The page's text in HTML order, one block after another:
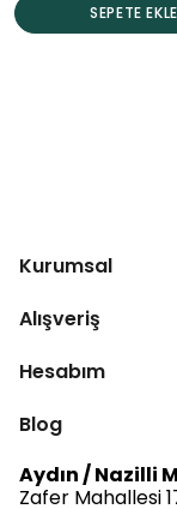
SEPETE EKLE
Kurumsal
Alışveriş
Hesabım
Blog
Aydın / Nazilli
Zafer Mahallesi